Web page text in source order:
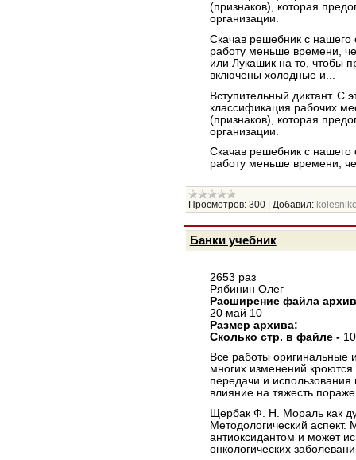
(признаков), которая
организации.
Скачав решебник с
работу меньше времени,
или Лукашик на то, чтобы
включены холодные и...
Вступительный диктант. С
классификация рабочих
(признаков), которая
организации.
Скачав решебник с
работу меньше времени,
Просмотров: 300 Добавил:
Банки учебник
2653 раз
Рябинин Олег
Расширение файла
20 май 10
Размер архива:
Сколько стр. в файле -
Все работы оригинальные
многих изменений
передачи и
влияние на тяжесть
Щербак Ф. Н. Мораль как
Методологический
антиоксидантом и может
онкологических